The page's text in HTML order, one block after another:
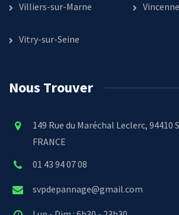
Villiers-sur-Marne
Vitry-sur-Seine
Nous Trouver
149 Rue du Maréchal Leclerc, 94410
FRANCE
01 43 94 07 08
svpdepannage@gmail.com